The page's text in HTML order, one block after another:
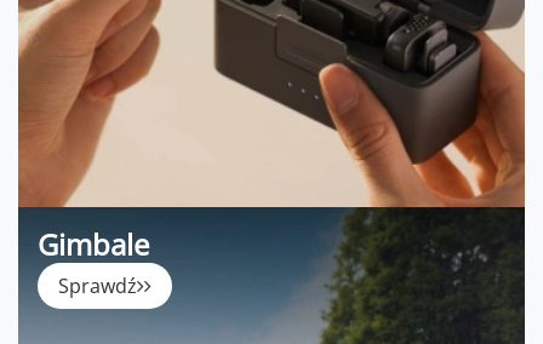
Gimbale
Sprawdź